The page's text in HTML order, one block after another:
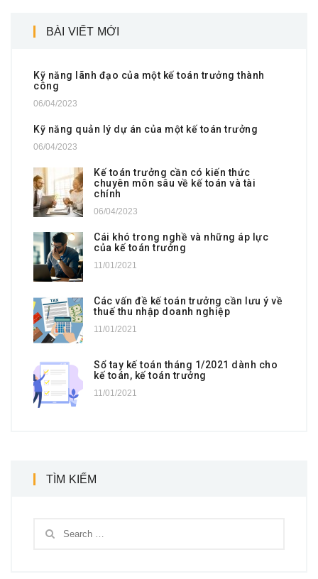
BÀI VIẾT MỚI
Kỹ năng lãnh đạo của một kế toán trưởng thành
công
06/04/2023
Kỹ năng quản lý dự án của một kế toán trưởng
06/04/2023
Kế toán trưởng cần có kiến thức
chuyên môn sâu về kế toán và tài
chính
06/04/2023
Cái khó trong nghề và những áp lực
của kế toán trưởng
11/01/2021
Các vấn đề kế toán trưởng cần lưu ý về
thuế thu nhập doanh nghiệp
11/01/2021
Sổ tay kế toán tháng 1/2021 dành cho
kế toán, kế toán trưởng
11/01/2021
TÌM KIẾM